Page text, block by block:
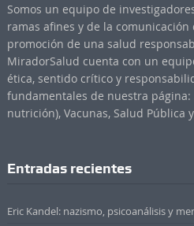
Somos un equipo de
ramas afines y de la
promoción de una salud
MiradorSalud cuenta con un
ética, sentido crítico y
fundamentales de nuestra página:
nutrición), Vacunas, Salud Pública
Entradas recientes
Eric Kandel: nazismo, psicoanálisis y